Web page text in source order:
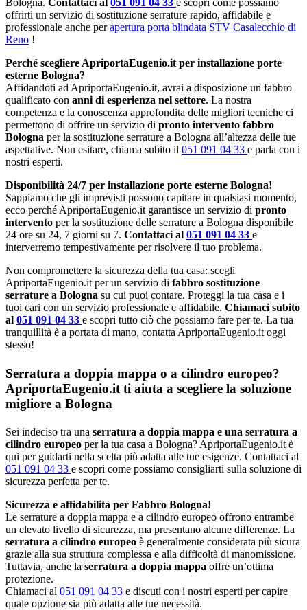
Bologna. Contattaci al 051 091 04 33 e scopri come possiamo
offrirti un servizio di sostituzione serrature rapido, affidabile e
professionale anche perapertura porta blindata STV Casalecchio di
Reno !
Perché scegliere ApriportaEugenio.it per installazione porte
esterne Bologna?
Affidandoti ad ApriportaEugenio.it, avrai a disposizione un fabbro
qualificato con anni di esperienza nel settore. La nostra
competenza e la conoscenza approfondita delle migliori tecniche ci
permettono di offrire un servizio di pronto intervento fabbro
Bologna per la sostituzione serrature a Bologna all’altezza delle tue
aspettative. Non esitare, chiama subito il 051 091 04 33 e parla con i
nostri esperti.
Disponibilità 24/7 per installazione porte esterne Bologna!
Sappiamo che gli imprevisti possono capitare in qualsiasi momento,
ecco perché ApriportaEugenio.it garantisce un servizio di pronto
intervento per la sostituzione delle serrature a Bologna disponibile
24 ore su 24, 7 giorni su 7. Contattaci al 051 091 04 33 e
interverremo tempestivamente per risolvere il tuo problema.
Non compromettere la sicurezza della tua casa: scegli
ApriportaEugenio.it per un servizio di fabbro sostituzione
serrature a Bologna su cui puoi contare. Proteggi la tua casa e i
tuoi cari con un servizio professionale e affidabile. Chiamaci subito
al 051 091 04 33 e scopri tutto ciò che possiamo fare per te. La tua
tranquillità è a portata di mano, contatta ApriportaEugenio.it oggi
stesso!
Serratura a doppia mappa o a cilindro europeo?
ApriportaEugenio.it ti aiuta a scegliere la soluzione
migliore a Bologna
Sei indeciso tra una serratura a doppia mappa e una serratura a
cilindro europeo per la tua casa a Bologna? ApriportaEugenio.it è
qui per guidarti nella scelta più adatta alle tue esigenze. Contattaci al
051 091 04 33 e scopri come possiamo consigliarti sulla soluzione di
sicurezza perfetta per te.
Sicurezza e affidabilità per Fabbro Bologna!
Le serrature a doppia mappa e a cilindro europeo offrono entrambe
un elevato livello di sicurezza, ma presentano alcune differenze. La
serratura a cilindro europeo è generalmente considerata più sicura
grazie alla sua struttura complessa e alla difficoltà di manomissione.
Tuttavia, anche la serratura a doppia mappa offre un’ottima
protezione.
Chiamaci al 051 091 04 33 e discuti con i nostri esperti per capire
quale opzione sia più adatta alle tue necessità.